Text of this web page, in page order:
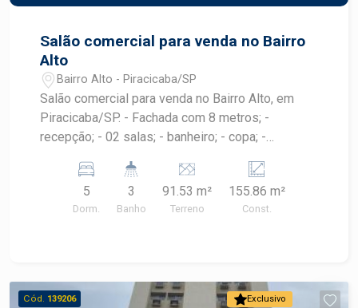
Salão comercial para venda no Bairro
Alto
Bairro Alto - Piracicaba/SP
Salão comercial para venda no Bairro Alto, em
Piracicaba/SP. - Fachada com 8 metros; -
recepção; - 02 salas; - banheiro; - copa; -
banheiro. Fachada em blindex e porta eletrônica.
5
Dorm.
3
Banho
91.53 m²
Terreno
155.86 m²
Const.
Exclusivo
Cód. 139206